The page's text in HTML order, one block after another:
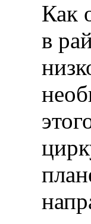
Как
в